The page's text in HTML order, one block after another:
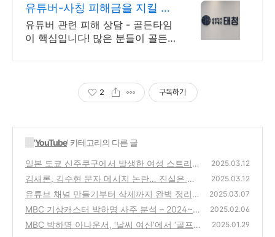
유튜버-사칭 피해금을 지킬 마
지막 기회
유튜버 관련 피해 상담 - 골든타임
이 핵심입니다! 많은 분들이 골든
2 구독하기
'YouTube' 카테고리의 다른 글
일본 도쿄 신주쿠구에서 발생한 여성 스트리머
피살 사건: 사건 개요와 사회적 반향
(0)
2025.03.12
김새론, 김수현 문자 메시지 논란… 진실은 무
엇인가?
(0)
2025.03.12
유튜브 채널 만들기부터 삭제까지 완벽 정리
(초보자용 가이드)
(0)
2025.03.07
MBC 기상캐스터 박하명 사주 분석 – 2024~2
025년 법적 문제 주의?
(0)
2025.02.06
MBC 박하명 아나운서, ‘날씨 여신’에서 ‘골프
2025.01.29